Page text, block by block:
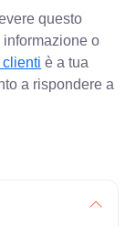
questo
o
è a tua
a rispondere a